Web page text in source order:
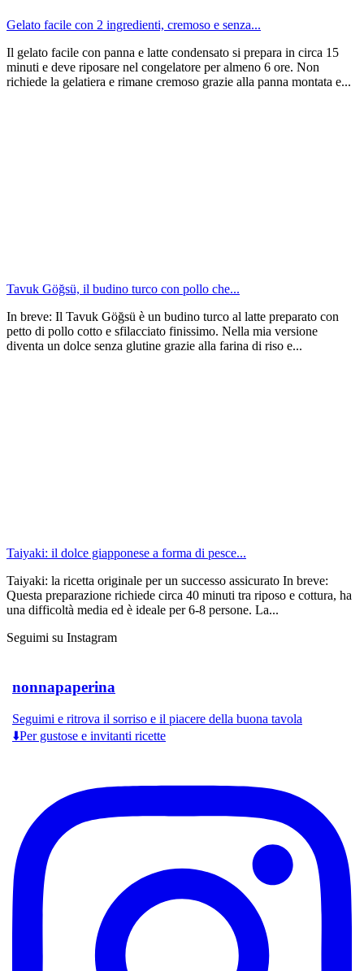
Gelato facile con 2 ingredienti, cremoso e senza...
Il gelato facile con panna e latte condensato si prepara in circa 15
minuti e deve riposare nel congelatore per almeno 6 ore. Non
richiede la gelatiera e rimane cremoso grazie alla panna montata e...
Tavuk Göğsü, il budino turco con pollo che...
In breve: Il Tavuk Göğsü è un budino turco al latte preparato con
petto di pollo cotto e sfilacciato finissimo. Nella mia versione
diventa un dolce senza glutine grazie alla farina di riso e...
Taiyaki: il dolce giapponese a forma di pesce...
Taiyaki: la ricetta originale per un successo assicurato In breve:
Questa preparazione richiede circa 40 minuti tra riposo e cottura, ha
una difficoltà media ed è ideale per 6-8 persone. La...
Seguimi su Instagram
nonnapaperina
Seguimi e ritrova il sorriso e il piacere della buona tavola
⬇️Per gustose e invitanti ricette